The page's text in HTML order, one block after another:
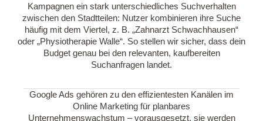
Kampagnen ein stark unterschiedliches Suchverhalten
zwischen den Stadtteilen: Nutzer kombinieren ihre Suche
häufig mit dem Viertel, z. B. „Zahnarzt Schwachhausen“
oder „Physiotherapie Walle“. So stellen wir sicher, dass dein
Budget genau bei den relevanten, kaufbereiten
Suchanfragen landet.
Google Ads gehören zu den effizientesten Kanälen im
Online Marketing für planbares
Unternehmenswachstum – vorausgesetzt, sie werden